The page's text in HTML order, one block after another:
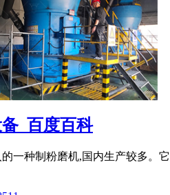
_百度百科
一种制粉磨机,国内生产较多。